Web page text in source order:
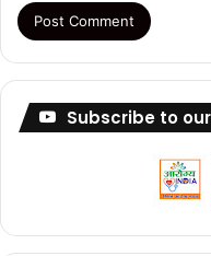
Subscribe to